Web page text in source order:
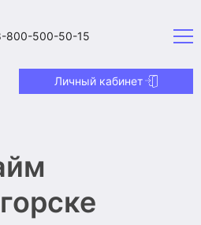
800-500-50-15
Личный кабинет